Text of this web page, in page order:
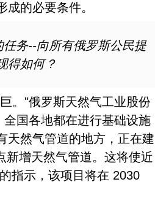
的必要条件。
务--向所有俄罗斯公民提
得如何？
。"俄罗斯天然气工业股份
国各地都在进行基础设施
天然气管道的地方，正在建
新增天然气管道。这将使近
指示，该项目将在 2030